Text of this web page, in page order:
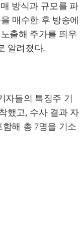
방식과 규모를 파
매수한 후 방송에
출해 주가를 띄우
알려졌다.
자들의 특징주 기
했고, 수사 결과 자
해 총 7명을 기소